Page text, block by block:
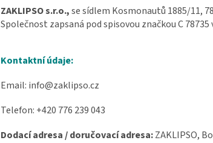
ZAKLIPSO s.r.o.,se sídlem Kosmonautů 1885/11,
Společnost zapsaná pod spisovou značkou C
Kontaktní údaje:
Email: info@zaklipso.cz
Telefon: +420 776 239 043
Dodací adresa / doručovací adresa:ZAKLIPSO,